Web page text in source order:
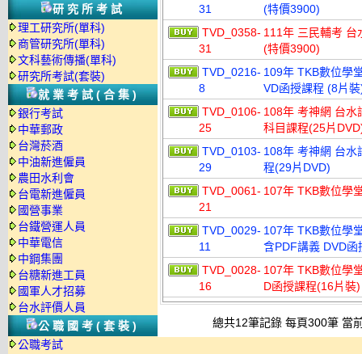
研究所考試
理工研究所(單科)
商管研究所(單科)
文科藝術傳播(單科)
研究所考試(套裝)
就業考試(合集)
銀行考試
中華郵政
台灣菸酒
中油新進僱員
農田水利會
台電新進僱員
國營事業
台鐵營運人員
中華電信
中鋼集團
台糖新進工員
國軍人才招募
台水評價人員
公職國考(套裝)
公職考試
31
(特價3900)
TVD_0358-
31
111年 三民輔考 台
(特價3900)
TVD_0216-
8
109年 TKB數位學
VD函授課程 (8片
TVD_0106-
25
108年 考神網 台水
科目課程(25片
TVD_0103-
29
108年 考神網 台水
程(29片DVD)
TVD_0061-
21
107年 TKB數位學
TVD_0029-
11
107年 TKB數位學
含PDF講義 DVD
TVD_0028-
16
107年 TKB數位學
D函授課程(16片裝)
總共12筆記錄 每頁300筆 當